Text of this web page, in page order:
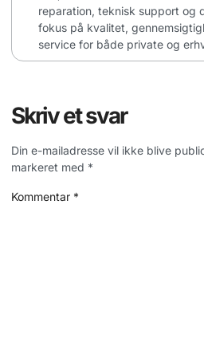
reparation, teknisk support og
fokus på kvalitet,
service for både private og
Skriv et svar
Din e-mailadresse vil ikke blive
markeret med *
Kommentar *